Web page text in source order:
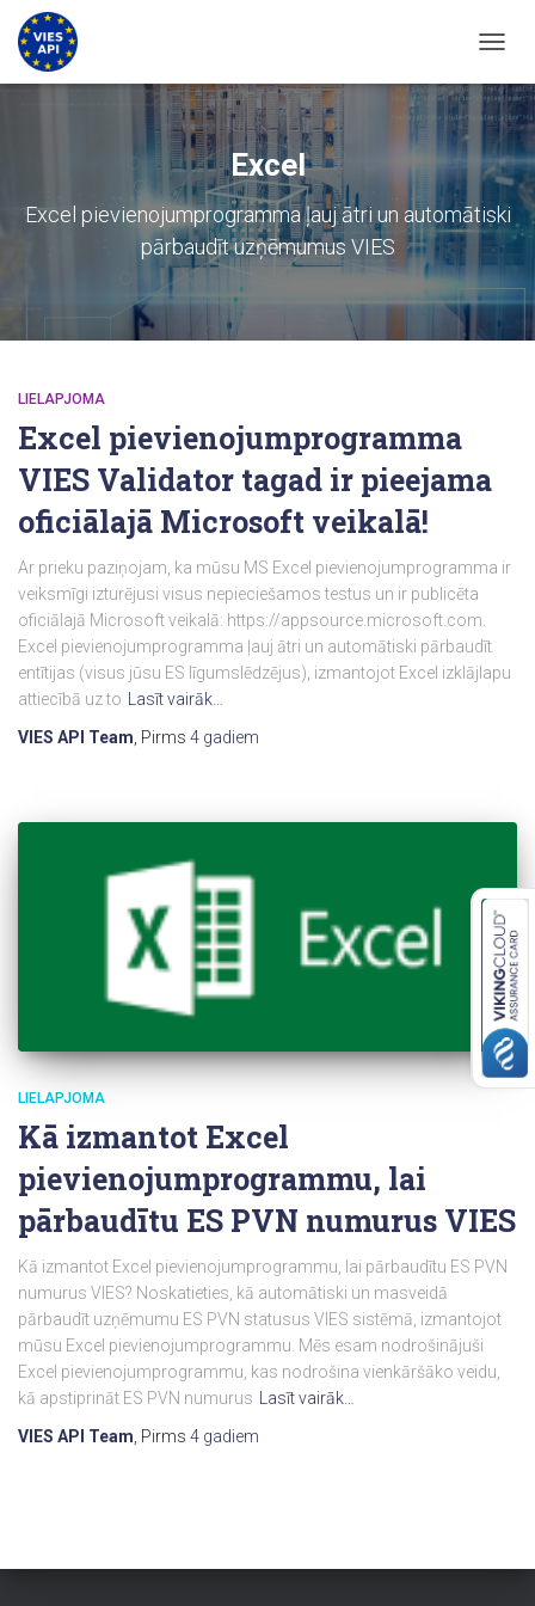
Excel
Excel pievienojumprogramma ļauj ātri un automātiski
pārbaudīt uzņēmumus VIES
LIELAPJOMA
Excel pievienojumprogramma
VIES Validator tagad ir pieejama
oficiālajā Microsoft veikalā!
Ar prieku paziņojam, ka mūsu MS Excel pievienojumprogramma ir
veiksmīgi izturējusi visus nepieciešamos testus un ir publicēta
oficiālajā Microsoft veikalā: https://appsource.microsoft.com.
Excel pievienojumprogramma ļauj ātri un automātiski pārbaudīt
entītijas (visus jūsu ES līgumslēdzējus), izmantojot Excel izklājlapu
attiecībā uz to
Lasīt vairāk…
VIES API Team , Pirms 4 gadiem
LIELAPJOMA
Kā izmantot Excel
pievienojumprogrammu, lai
pārbaudītu ES PVN numurus VIES
Kā izmantot Excel pievienojumprogrammu, lai pārbaudītu ES PVN
numurus VIES? Noskatieties, kā automātiski un masveidā
pārbaudīt uzņēmumu ES PVN statusus VIES sistēmā, izmantojot
mūsu Excel pievienojumprogrammu. Mēs esam nodrošinājuši
Excel pievienojumprogrammu, kas nodrošina vienkāršāko veidu,
kā apstiprināt ES PVN numurus Lasīt vairāk…
VIES API Team, Pirms 4 gadiem